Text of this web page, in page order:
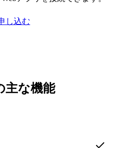
し込む
主な機能